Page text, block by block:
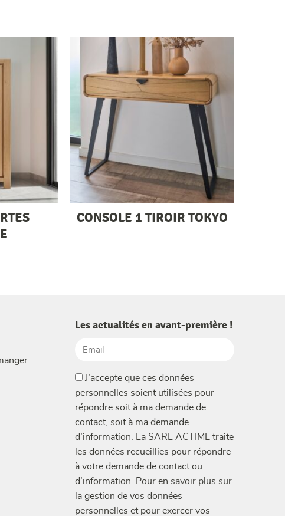
CONSOLE 1 TIROIR TOKYO
Les actualités en avant-première !
Email
(Nécessaire)
J’accepte que ces données
personnelles soient utilisées pour
répondre soit à ma demande de
contact, soit à ma demande
d’information. La SARL ACTIME traite
les données recueillies pour répondre
à votre demande de contact ou
d’information. Pour en savoir plus sur
la gestion de vos données
personnelles et pour exercer vos